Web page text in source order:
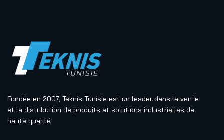
Fondée en 2007, Teknis Tunisie est un leader dans la vente
et la distribution de produits et solutions industrielles de
haute qualité.